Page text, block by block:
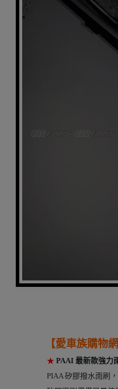
【愛車族購物網
★ PAAI 最新款強力
PIAA 矽膠撥水雨刷